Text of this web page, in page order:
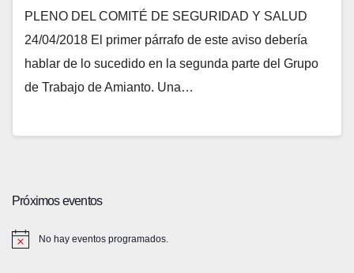
PLENO DEL COMITÉ DE SEGURIDAD Y SALUD
24/04/2018 El primer párrafo de este aviso debería
hablar de lo sucedido en la segunda parte del Grupo
de Trabajo de Amianto. Una…
Próximos eventos
No hay eventos programados.